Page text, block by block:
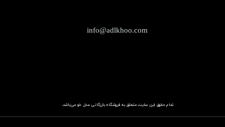
تمام حقوق این سایت متعلق به فروشگاهباز​​​​​​​رگانی عدل خو می‌باشد.
info@adlkhoo.com